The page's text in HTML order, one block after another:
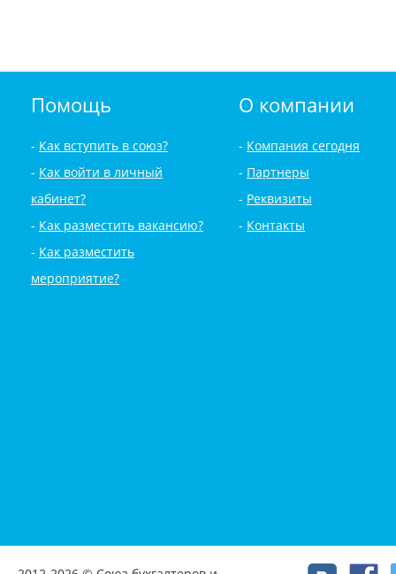
Помощь
Как вступить в союз?
Как войти в личный
кабинет?
Как разместить вакансию?
Как разместить
мероприятие?
О компании
Компания сегодня
Партнеры
Реквизиты
Контакты